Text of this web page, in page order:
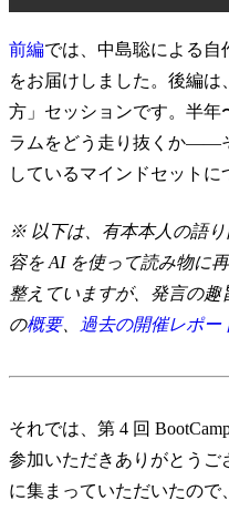
前編では、中島聡による自
をお届けしました。後編は
方」セッションです。半年
ラムをどう走り抜くか——
しているマインドセットに
※ 以下は、有本本人の語
容を AI を使って読み物に
整えていますが、発言の趣
の概要、 過去の開催レポー
それでは、第 4 回
参加いただきありがとう
に集まっていただいたので